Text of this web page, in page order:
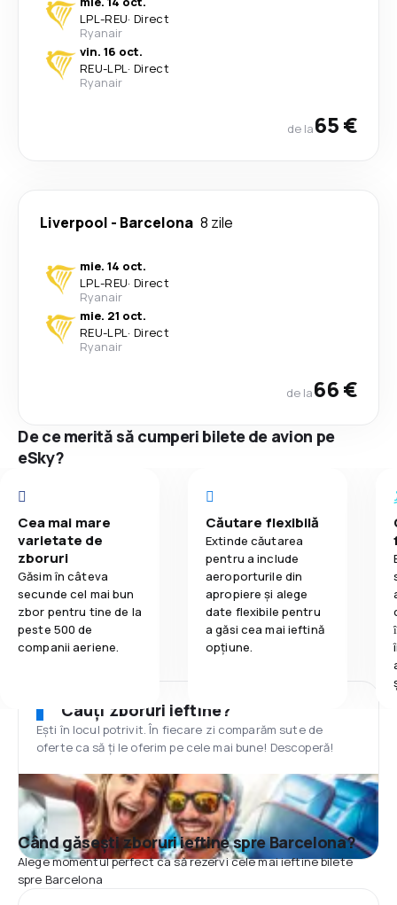
LPL-REU· Direct
Ryanair
vin. 16 oct.
REU-LPL· Direct
Ryanair
de la65 €
Liverpool - Barcelona 8 zile
mie. 14 oct.
LPL-REU· Direct
Ryanair
mie. 21 oct.
REU-LPL· Direct
Ryanair
de la66 €
De ce merită să cumperi bilete de avion pe
eSky?
Cea mai mare
varietate de
zboruri
Găsim în câteva
secunde cel mai bun
zbor pentru tine de la
peste 500 de
companii aeriene.
Căutare flexibilă
Extinde căutarea
pentru a include
aeroporturile din
apropiere și alege
date flexibile pentru
a găsi cea mai ieftină
opțiune.
Cauți zboruri ieftine?
Ești în locul potrivit. În fiecare zi comparăm sute de
oferte ca să ți le oferim pe cele mai bune! Descoperă!
Când găsești zboruri ieftine spre Barcelona?
Alege momentul perfect ca să rezervi cele mai ieftine bilete
spre Barcelona